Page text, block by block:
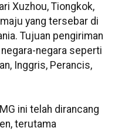
Xuzhou, Tiongkok,
yang tersebar di
Tujuan pengiriman
negara seperti
Inggris, Perancis,
ini telah dirancang
terutama